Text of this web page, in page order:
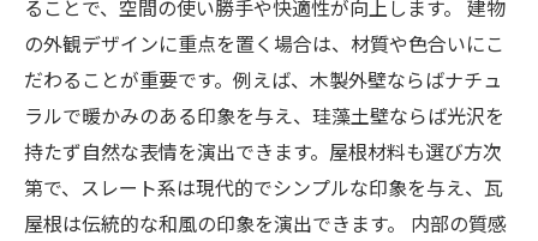
ることで、空間の使い勝手や快適性が向上します。 建物
の外観デザインに重点を置く場合は、材質や色合いにこ
だわることが重要です。例えば、木製外壁ならばナチュ
ラルで暖かみのある印象を与え、珪藻土壁ならば光沢を
持たず自然な表情を演出できます。屋根材料も選び方次
第で、スレート系は現代的でシンプルな印象を与え、瓦
屋根は伝統的な和風の印象を演出できます。 内部の質感